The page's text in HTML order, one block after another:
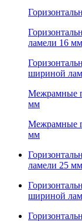
ламели 16 мм
шириной
Межрамные
мм
Межрамные
мм
ламели 25 мм
шириной